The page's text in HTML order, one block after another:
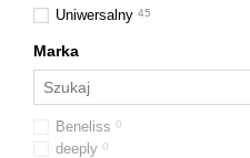
Uniwersalny 45
Marka
Beneliss 0
deeply 0